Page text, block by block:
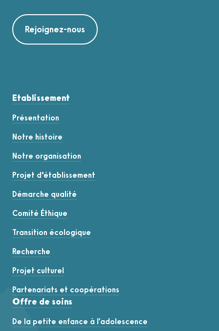
Rejoignez-nous
Etablissement
Présentation
Notre histoire
Notre organisation
Projet d’établissement
Démarche qualité
Comité Éthique
Transition écologique
Recherche
Projet culturel
Partenariats et coopérations
Offre de soins
De la petite enfance à l'adolescence